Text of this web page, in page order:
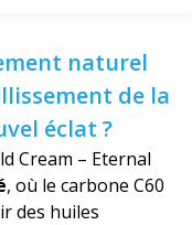
naturel
de la
éclat ?
Cream – Eternal
, où le carbone C60
des huiles